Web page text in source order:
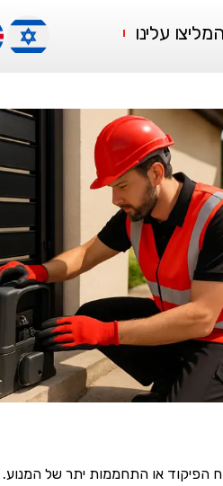
המליצו עלינו
הפיקוד או התחממות יתר של המנוע.